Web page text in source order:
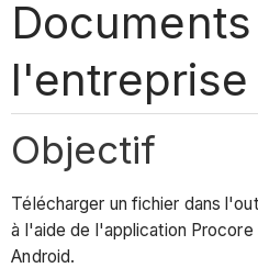
Objectif
Télécharger un fichier dans
à l'aide de l'application Procore
Android.